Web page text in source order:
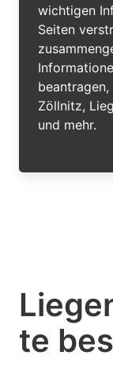
wichtigen
Seiten
Zöllnitz,
und mehr.
te